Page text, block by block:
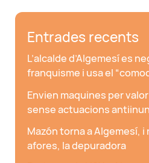
Entrades recents
L’alcalde d’Algemesí es
franquisme i usa el
Envien maquines per valor
sense actuacions
Mazón torna a Algemesí,
afores, la depuradora